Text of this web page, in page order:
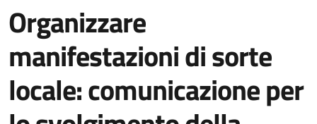
Organizzare
manifestazioni di sorte
locale: comunicazione per